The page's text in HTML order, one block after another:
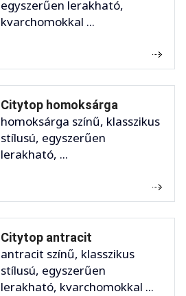
egyszerűen lerakható,
kvarchomokkal ...
Citytop homoksárga
homoksárga színű, klasszikus
stílusú, egyszerűen
lerakható, ...
Citytop antracit
antracit színű, klasszikus
stílusú, egyszerűen
lerakható, kvarchomokkal ...